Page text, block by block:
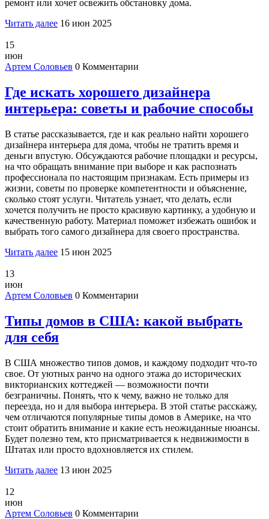
ремонт или хочет освежить обстановку дома.
Читать далее 16 июн 2025
15
июн
Артем Соловьев 0 Комментарии
Где искать хорошего дизайнера
интерьера: советы и рабочие способы
В статье рассказывается, где и как реально найти хорошего
дизайнера интерьера для дома, чтобы не тратить время и
деньги впустую. Обсуждаются рабочие площадки и ресурсы,
на что обращать внимание при выборе и как распознать
профессионала по настоящим признакам. Есть примеры из
жизни, советы по проверке компетентности и объяснение,
сколько стоят услуги. Читатель узнает, что делать, если
хочется получить не просто красивую картинку, а удобную и
качественную работу. Материал поможет избежать ошибок и
выбрать того самого дизайнера для своего пространства.
Читать далее 15 июн 2025
13
июн
Артем Соловьев 0 Комментарии
Типы домов в США: какой выбрать
для себя
В США множество типов домов, и каждому подходит что-то
свое. От уютных ранчо на одного этажа до исторических
викторианских коттеджей — возможности почти
безграничны. Понять, что к чему, важно не только для
переезда, но и для выбора интерьера. В этой статье расскажу,
чем отличаются популярные типы домов в Америке, на что
стоит обратить внимание и какие есть неожиданные нюансы.
Будет полезно тем, кто присматривается к недвижимости в
Штатах или просто вдохновляется их стилем.
Читать далее 13 июн 2025
12
июн
Артем Соловьев 0 Комментарии